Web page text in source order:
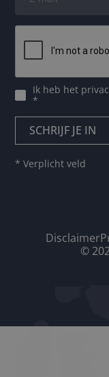
Ik heb het
*
* Verplicht veld
Disclaimer
©